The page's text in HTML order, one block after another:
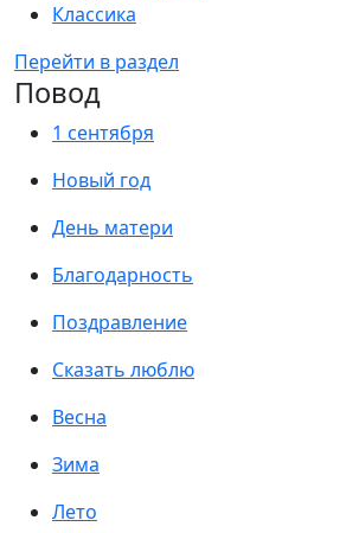
Классика
Перейти в раздел
Повод
1 сентября
Новый год
День матери
Благодарность
Поздравление
Сказать люблю
Весна
Зима
Лето